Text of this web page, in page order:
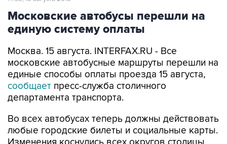
Московские автобусы перешли на
единую систему оплаты
Москва. 15 августа. INTERFAX.RU - Все
московские автобусные маршруты перешли на
единые способы оплаты проезда 15 августа,
сообщает пресс-служба столичного
департамента транспорта.
Во всех автобусах теперь должны действовать
любые городские билеты и социальные карты.